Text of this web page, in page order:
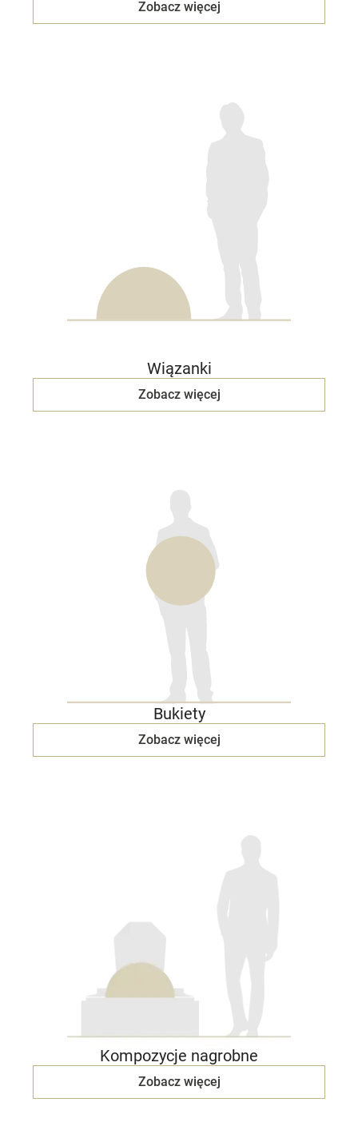
Zobacz więcej
Wiązanki
Zobacz więcej
Bukiety
Zobacz więcej
Kompozycje nagrobne
Zobacz więcej